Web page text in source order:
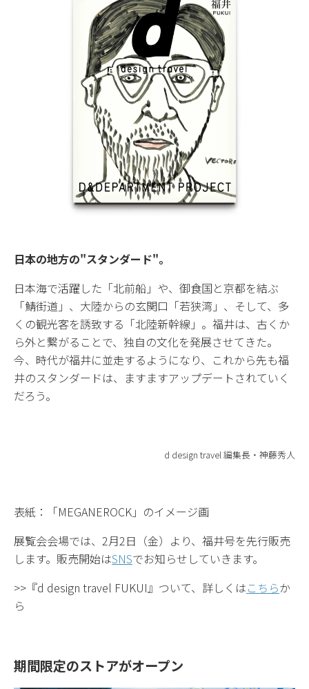
日本の地方の"スタンダード"。
日本海で活躍した「北前船」や、御食国と京都を結ぶ
「鯖街道」、大陸からの玄関口「若狭湾」、そして、多
くの観光客を誘致する「北陸新幹線」。福井は、古くか
ら外と繋がることで、独自の文化を発展させてきた。
今、時代が福井に並走するようになり、これから先も福
井のスタンダードは、ますますアップデートされていく
だろう。
d design travel 編集長・神藤秀人
表紙：「MEGANEROCK」のイメージ画
展覧会会場では、2月2日（金）より、福井号を先行販売
します。販売開始はSNSでお知らせしていきます。
>>『d design travel FUKUI』ついて、詳しくはこちらか
ら
期間限定のストアがオープン